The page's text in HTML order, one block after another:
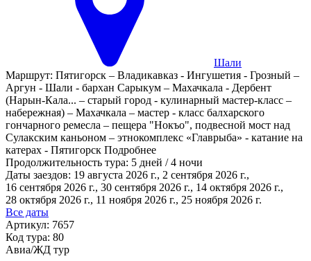
Шали
Маршрут: Пятигорск – Владикавказ - Ингушетия - Грозный –
Аргун - Шали - бархан Сарыкум – Махачкала - Дербент
(Нарын-Кала... – старый город - кулинарный мастер-класс –
набережная) – Махачкала – мастер - класс балхарского
гончарного ремесла – пещера "Нокъо", подвесной мост над
Сулакским каньоном – этнокомплекс «Главрыба» - катание на
катерах - Пятигорск Подробнее
Продолжительность тура: 5 дней / 4 ночи
Даты заездов: 19 августа 2026 г., 2 сентября 2026 г.,
16 сентября 2026 г., 30 сентября 2026 г., 14 октября 2026 г.,
28 октября 2026 г., 11 ноября 2026 г., 25 ноября 2026 г.
Все даты
Артикул: 7657
Код тура: 80
Авиа/ЖД тур